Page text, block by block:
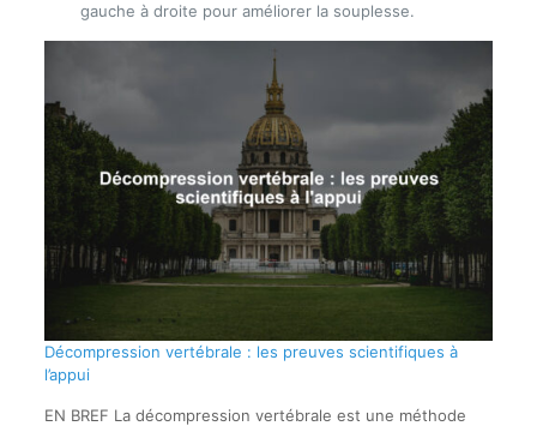
gauche à droite pour améliorer la souplesse.
Décompression vertébrale : les preuves scientifiques à
l’appui
EN BREF La décompression vertébrale est une méthode